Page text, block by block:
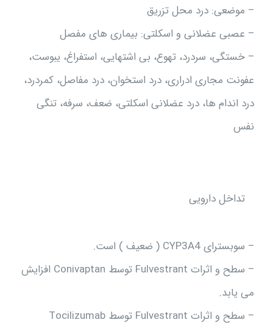
– موضعی: درد محل تزریق
– عصبی عضلانی و اسکلتی: بیماری های مفصل
– خستگی، سردرد، تهوع، بی اشتهایی، استفراغ، یبوست،
عفونت مجاری ادراری، درد استخوان، درد مفاصل، کمردرد،
درد اندام ها، درد عضلانی اسکلتی، ضعف، سرفه، تنگی
نفس
تداخل دارویی
– سوبسترای CYP3A4 ( ضعیف ) است.
– سطح و اثرات Fulvestrant توسط Conivaptan افزایش
می یابد.
– سطح و اثرات Fulvestrant توسط Tocilizumab